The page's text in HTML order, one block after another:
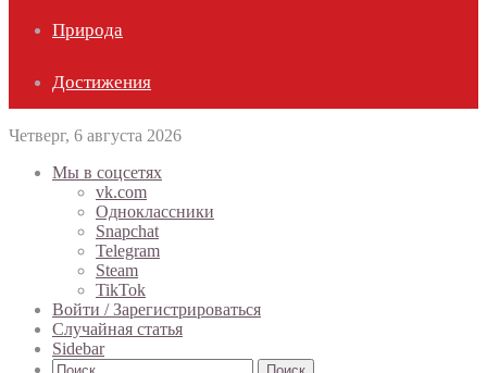
Природа
Достижения
Четверг, 6 августа 2026
Мы в соцсетях
vk.com
Одноклассники
Snapchat
Telegram
Steam
TikTok
Войти / Зарегистрироваться
Случайная статья
Sidebar